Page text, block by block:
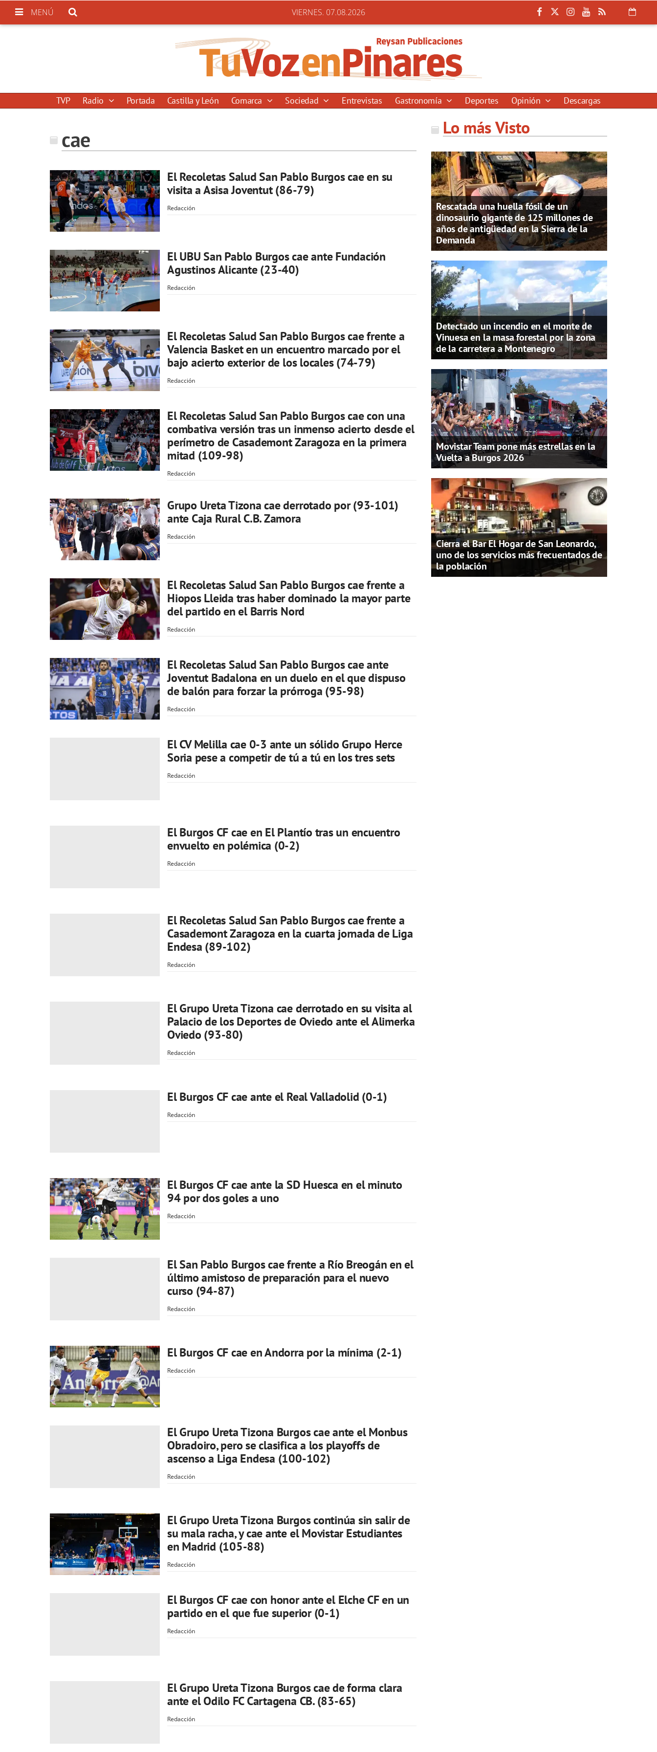
MENÚ VIERNES. 07.08.2026
TVP Radio Portada Castilla y León Comarca Sociedad Entrevistas Gastronomía Deportes Opinión Descargas
cae
El Recoletas Salud San Pablo Burgos cae en su
visita a Asisa Joventut (86-79)
Redacción
El UBU San Pablo Burgos cae ante Fundación
Agustinos Alicante (23-40)
Redacción
El Recoletas Salud San Pablo Burgos cae frente a
Valencia Basket en un encuentro marcado por el
bajo acierto exterior de los locales (74-79)
Redacción
El Recoletas Salud San Pablo Burgos cae con una
combativa versión tras un inmenso acierto desde el
perímetro de Casademont Zaragoza en la primera
mitad (109-98)
Redacción
Grupo Ureta Tizona cae derrotado por (93-101)
ante Caja Rural C.B. Zamora
Redacción
El Recoletas Salud San Pablo Burgos cae frente a
Hiopos Lleida tras haber dominado la mayor parte
del partido en el Barris Nord
Redacción
El Recoletas Salud San Pablo Burgos cae ante
Joventut Badalona en un duelo en el que dispuso
de balón para forzar la prórroga (95-98)
Redacción
El CV Melilla cae 0-3 ante un sólido Grupo Herce
Soria pese a competir de tú a tú en los tres sets
Redacción
El Burgos CF cae en El Plantío tras un encuentro
envuelto en polémica (0-2)
Redacción
El Recoletas Salud San Pablo Burgos cae frente a
Casademont Zaragoza en la cuarta jornada de Liga
Endesa (89-102)
Redacción
El Grupo Ureta Tizona cae derrotado en su visita al
Palacio de los Deportes de Oviedo ante el Alimerka
Oviedo (93-80)
Redacción
El Burgos CF cae ante el Real Valladolid (0-1)
Redacción
El Burgos CF cae ante la SD Huesca en el minuto
94 por dos goles a uno
Redacción
El San Pablo Burgos cae frente a Río Breogán en el
último amistoso de preparación para el nuevo
curso (94-87)
Redacción
El Burgos CF cae en Andorra por la mínima (2-1)
Redacción
El Grupo Ureta Tizona Burgos cae ante el Monbus
Obradoiro, pero se clasifica a los playoffs de
ascenso a Liga Endesa (100-102)
Redacción
El Grupo Ureta Tizona Burgos continúa sin salir de
su mala racha, y cae ante el Movistar Estudiantes
en Madrid (105-88)
Redacción
El Burgos CF cae con honor ante el Elche CF en un
partido en el que fue superior (0-1)
Redacción
El Grupo Ureta Tizona Burgos cae de forma clara
ante el Odilo FC Cartagena CB. (83-65)
Redacción
Lo más Visto
Rescatada una huella fósil de un
dinosaurio gigante de 125 millones de
años de antigüedad en la Sierra de la
Demanda
Detectado un incendio en el monte de
Vinuesa en la masa forestal por la zona
de la carretera a Montenegro
Movistar Team pone más estrellas en la
Vuelta a Burgos 2026
Cierra el Bar El Hogar de San Leonardo,
uno de los servicios más frecuentados de
la población